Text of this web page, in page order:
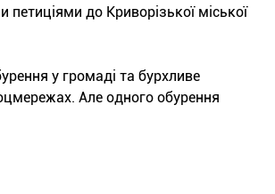
петиціями до Криворізької міської
у громаді та бурхливе
Але одного обурення